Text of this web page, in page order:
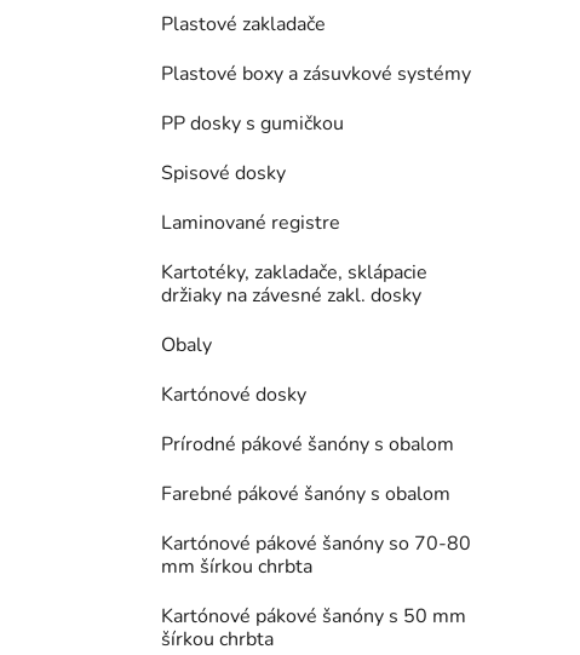
Plastové zakladače
Plastové boxy a zásuvkové systémy
PP dosky s gumičkou
Spisové dosky
Laminované registre
Kartotéky, zakladače, sklápacie
držiaky na závesné zakl. dosky
Obaly
Kartónové dosky
Prírodné pákové šanóny s obalom
Farebné pákové šanóny s obalom
Kartónové pákové šanóny so 70-80
mm šírkou chrbta
Kartónové pákové šanóny s 50 mm
šírkou chrbta